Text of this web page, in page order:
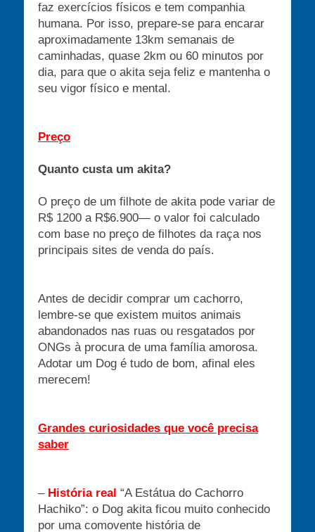
faz exercícios físicos e tem companhia
humana. Por isso, prepare-se para encarar
aproximadamente 13km semanais de
caminhadas, quase 2km ou 60 minutos por
dia, para que o akita seja feliz e mantenha o
seu vigor físico e mental.
Preço
Quanto custa um akita?
O preço de um filhote de akita pode variar de
R$ 1200 a R$6.900— o valor foi calculado
com base no preço de filhotes da raça nos
principais sites de venda do país.
Antes de decidir comprar um cachorro,
lembre-se que existem muitos animais
abandonados nas ruas ou resgatados por
ONGs à procura de uma família amorosa.
Adotar um Dog é tudo de bom, afinal eles
merecem!
Grandes curiosidades que você precisa
saber
–História real “A Estátua do Cachorro
Hachiko”: o Dog akita ficou muito conhecido
por uma comovente história de